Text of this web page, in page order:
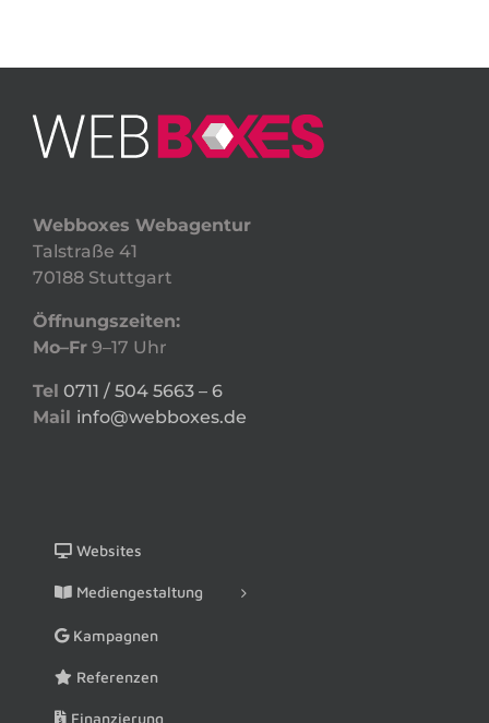
Webboxes Webagentur
Talstraße 41
70188 Stuttgart
Öffnungszeiten:
Mo–Fr 9–17 Uhr
Tel 0711 / 504 5663 – 6
Mail info@webboxes.de
Websites
Mediengestaltung
Kampagnen
Referenzen
Finanzierung